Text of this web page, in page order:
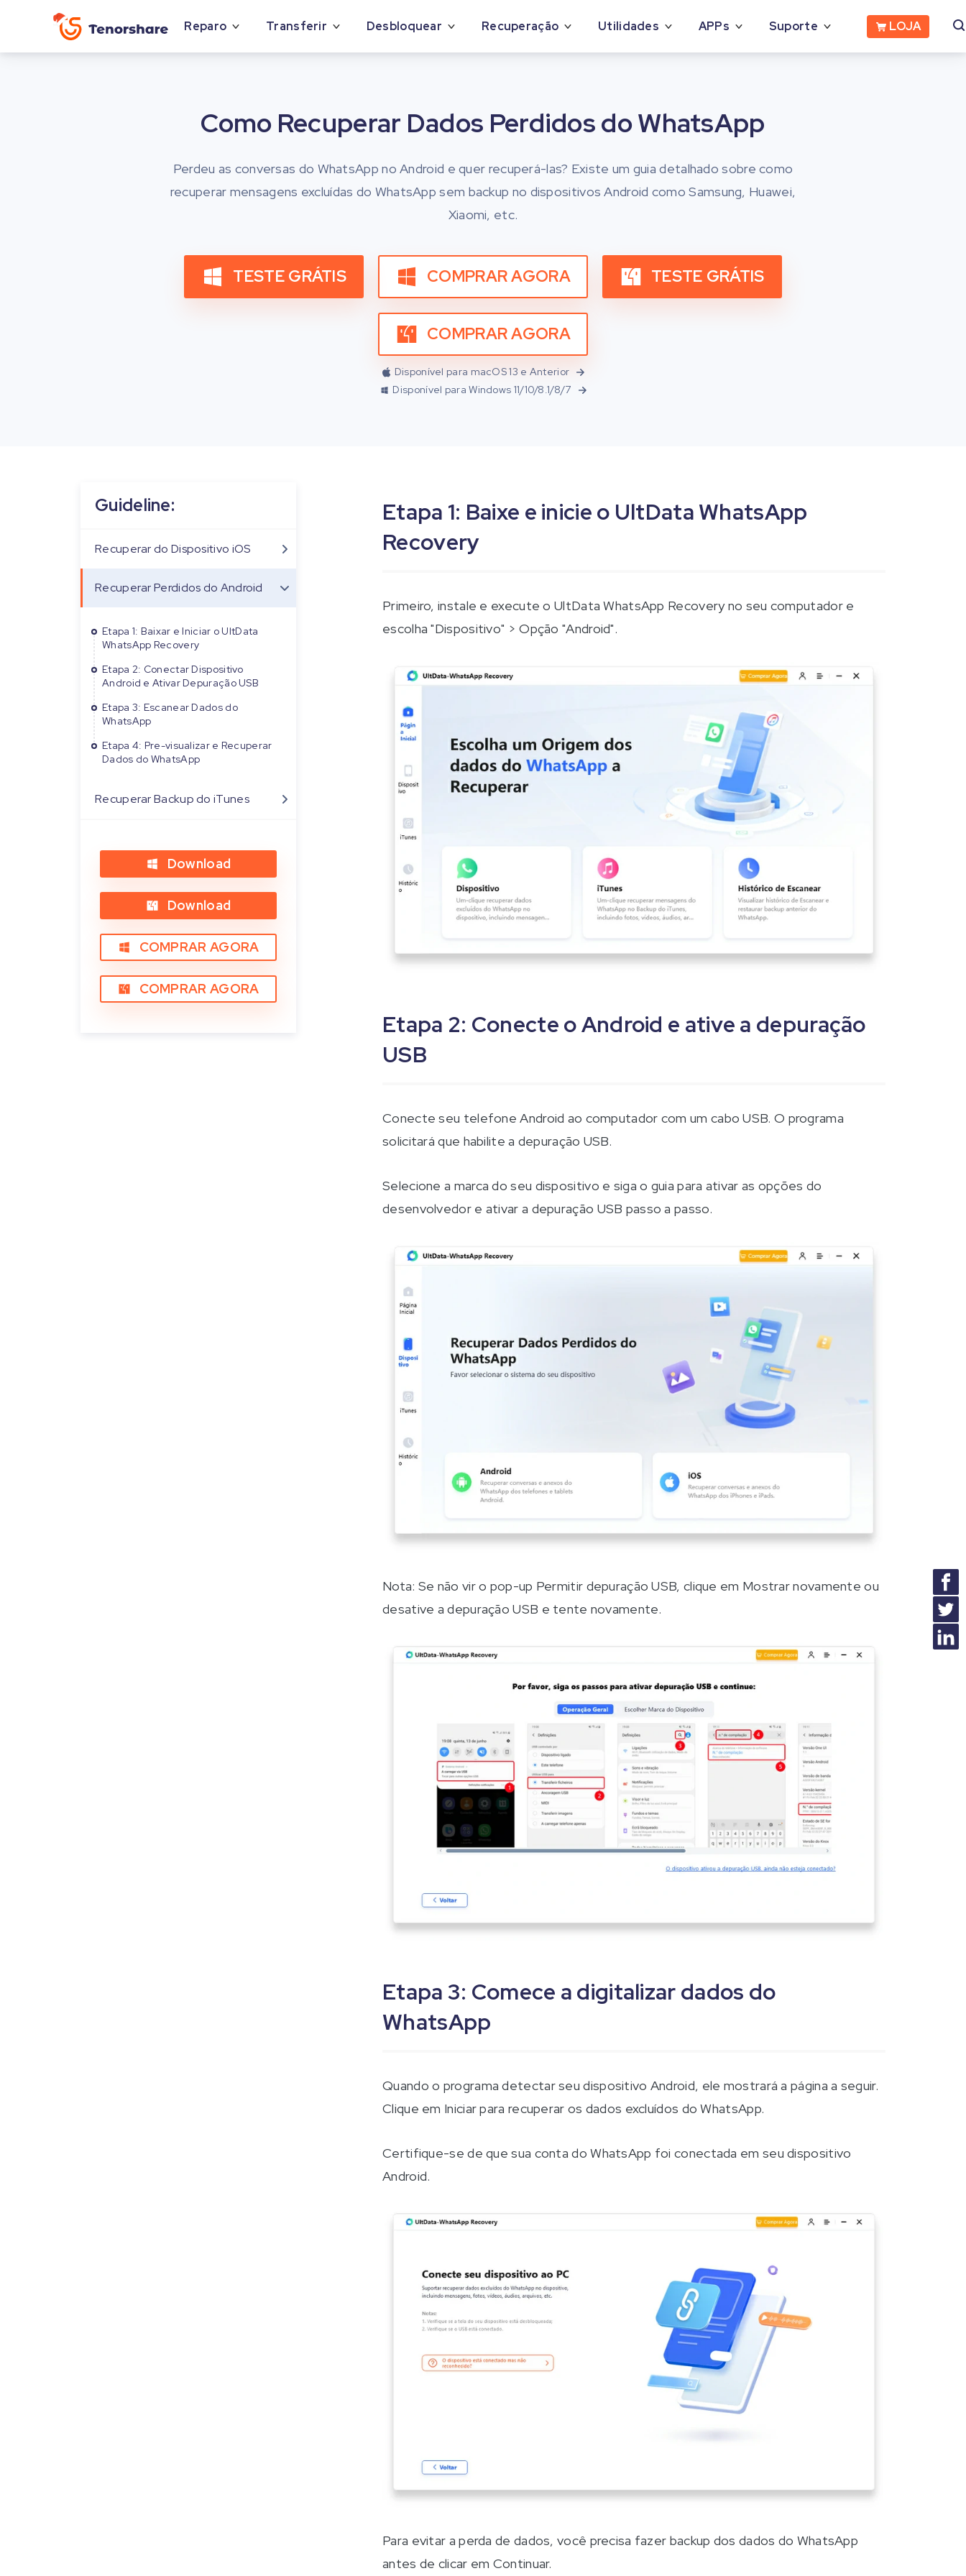
Reparo Transferir Desbloquear Recuperação Utilidades APPs Suporte LOJA
Como Recuperar Dados Perdidos do WhatsApp
Perdeu as conversas do WhatsApp no Android e quer recuperá-las? Existe um guia detalhado sobre como
recuperar mensagens excluídas do WhatsApp sem backup no dispositivos Android como Samsung, Huawei,
Xiaomi, etc.
TESTE GRÁTIS COMPRAR AGORA TESTE GRÁTIS
COMPRAR AGORA
Disponível para macOS 13 e Anterior
Disponível para Windows 11/10/8.1/8/7
Guideline:
Recuperar do Dispositivo iOS
Recuperar Perdidos do Android
Etapa 1: Baixar e Iniciar o UltData
WhatsApp Recovery
Etapa 2: Conectar Dispositivo
Android e Ativar Depuração USB
Etapa 3: Escanear Dados do
WhatsApp
Etapa 4: Pre-visualizar e Recuperar
Dados do WhatsApp
Recuperar Backup do iTunes
Download
Download
COMPRAR AGORA
COMPRAR AGORA
Etapa 1: Baixe e inicie o UltData WhatsApp
Recovery
Primeiro, instale e execute o UltData WhatsApp Recovery no seu computador e
escolha "Dispositivo" > Opção "Android".
Etapa 2: Conecte o Android e ative a depuração
USB
Conecte seu telefone Android ao computador com um cabo USB. O programa
solicitará que habilite a depuração USB.
Selecione a marca do seu dispositivo e siga o guia para ativar as opções do
desenvolvedor e ativar a depuração USB passo a passo.
Nota: Se não vir o pop-up Permitir depuração USB, clique em Mostrar novamente ou
desative a depuração USB e tente novamente.
Etapa 3: Comece a digitalizar dados do
WhatsApp
Quando o programa detectar seu dispositivo Android, ele mostrará a página a seguir.
Clique em Iniciar para recuperar os dados excluídos do WhatsApp.
Certifique-se de que sua conta do WhatsApp foi conectada em seu dispositivo
Android.
Para evitar a perda de dados, você precisa fazer backup dos dados do WhatsApp
antes de clicar em Continuar.